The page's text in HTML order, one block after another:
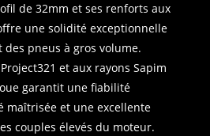
de 32mm et ses renforts aux
une solidité exceptionnelle
pneus à gros volume.
et aux rayons Sapim
garantit une fiabilité
maîtrisée et une excellente
couples élevés du moteur.